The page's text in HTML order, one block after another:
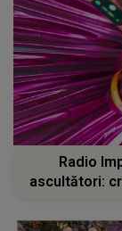
Radio
ascultători: